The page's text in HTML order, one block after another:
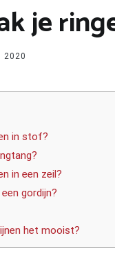
je
2020
in stof?
in een zeil?
gordijn?
het mooist?